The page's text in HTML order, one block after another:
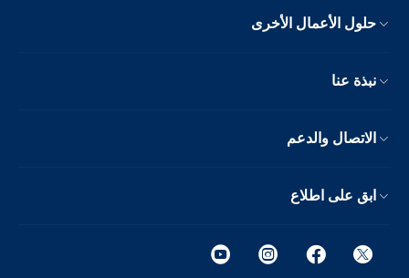
حلول الأعمال الأخرى
نبذة عنا
الاتصال والدعم
ابق على اطلاع